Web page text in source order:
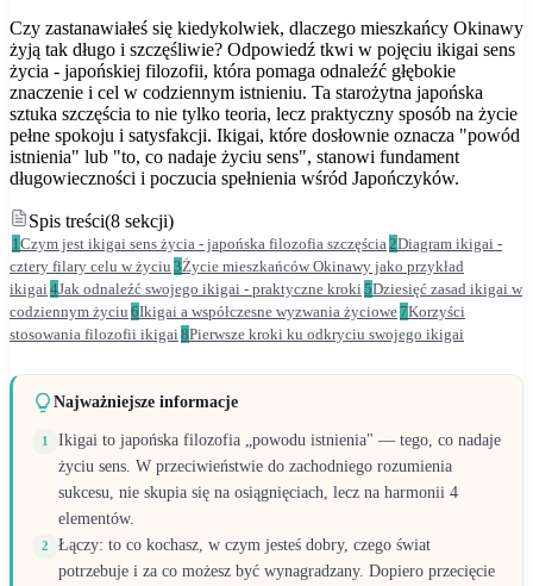
Czy zastanawiałeś się kiedykolwiek, dlaczego mieszkańcy Okinawy
żyją tak długo i szczęśliwie? Odpowiedź tkwi w pojęciu ikigai sens
życia - japońskiej filozofii, która pomaga odnaleźć głębokie
znaczenie i cel w codziennym istnieniu. Ta starożytna japońska
sztuka szczęścia to nie tylko teoria, lecz praktyczny sposób na życie
pełne spokoju i satysfakcji. Ikigai, które dosłownie oznacza "powód
istnienia" lub "to, co nadaje życiu sens", stanowi fundament
długowieczności i poczucia spełnienia wśród Japończyków.
Spis treści(8 sekcji)
1 Czym jest ikigai sens życia - japońska filozofia szczęścia 2Diagram ikigai -
cztery filary celu w życiu 3Życie mieszkańców Okinawy jako przykład
ikigai 4Jak odnaleźć swojego ikigai - praktyczne kroki 5Dziesięć zasad ikigai w
codziennym życiu 6Ikigai a współczesne wyzwania życiowe 7Korzyści
stosowania filozofii ikigai 8Pierwsze kroki ku odkryciu swojego ikigai
Najważniejsze informacje
1
Ikigai to japońska filozofia „powodu istnienia" — tego, co nadaje
życiu sens. W przeciwieństwie do zachodniego rozumienia
sukcesu, nie skupia się na osiągnięciach, lecz na harmonii 4
elementów.
2
Łączy: to co kochasz, w czym jesteś dobry, czego świat
potrzebuje i za co możesz być wynagradzany. Dopiero przecięcie